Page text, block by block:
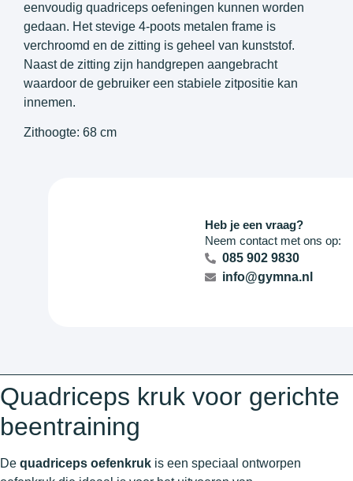
eenvoudig quadriceps oefeningen kunnen worden
gedaan. Het stevige 4-poots metalen frame is
verchroomd en de zitting is geheel van kunststof.
Naast de zitting zijn handgrepen aangebracht
waardoor de gebruiker een stabiele zitpositie kan
innemen.
Zithoogte: 68 cm
Heb je een vraag?
Neem contact met ons op:
085 902 9830
info@gymna.nl
Quadriceps kruk voor gerichte
beentraining
De quadriceps oefenkruk is een speciaal ontworpen